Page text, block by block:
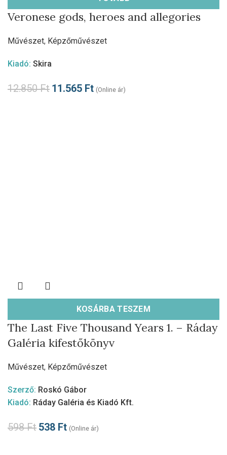
Veronese gods, heroes and allegories
Művészet, Képzőművészet
Kiadó: Skira
12.850Ft 11.565 Ft (Online ár)
KOSÁRBA TESZEM
The Last Five Thousand Years 1. – Ráday
Galéria kifestőkönyv
Művészet, Képzőművészet
Szerző: Roskó Gábor
Kiadó: Ráday Galéria és Kiadó Kft.
598Ft 538 Ft (Online ár)